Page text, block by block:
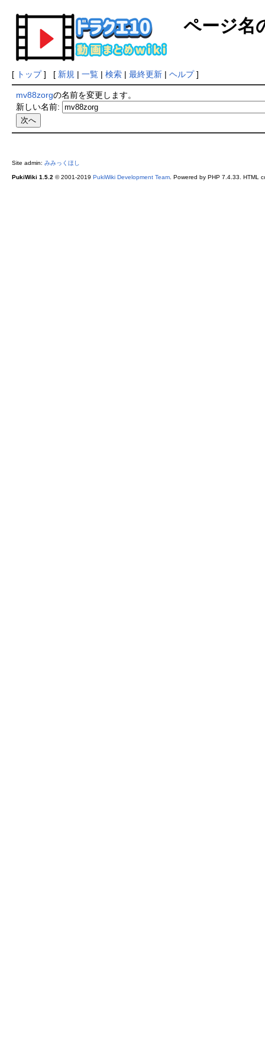
ページ名
[ トップ] [ 新規 | 一覧| 検索| 最終更新| ヘルプ]
mv88zorgの名前を変更します。
新しい名前:
Site admin: みみっくほし
PukiWiki 1.5.2 © 2001-2019 PukiWiki Development Team. Powered by PHP 7.4.33. HTML